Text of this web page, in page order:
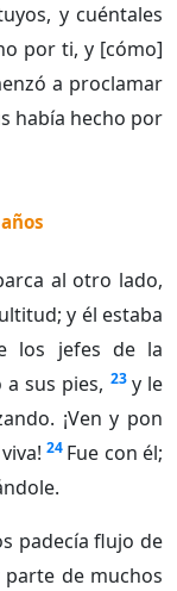
y cuéntales
por ti, y [cómo]
a proclamar
había hecho por
al otro lado,
y él estaba
los jefes de la
a sus pies, 23 y le
¡Ven y pon
24 Fue con él;
padecía flujo de
de muchos